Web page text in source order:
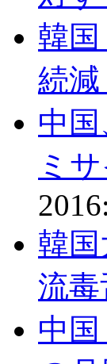
韓
続
中
ミ
韓
流毒
中